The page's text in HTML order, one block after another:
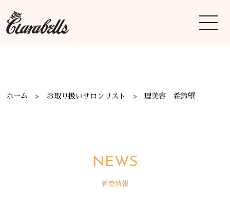
ホーム お取り扱いサロンリスト 理美容 希鈴望
NEWS
新着情報